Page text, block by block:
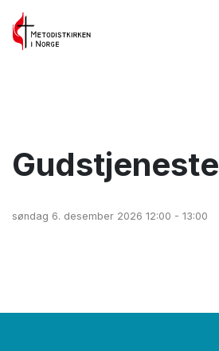
Gudstjeneste
søndag 6. desember 2026 12:00 - 13:00